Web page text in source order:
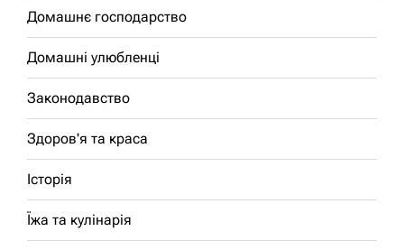
Домашнє господарство
Домашні улюбленці
Законодавство
Здоров'я та краса
Історія
Їжа та кулінарія